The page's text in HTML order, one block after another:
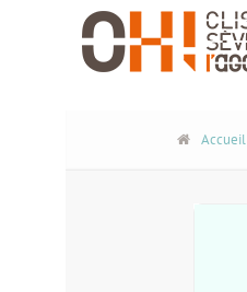
Accueil
Panneau de gestion des cookies